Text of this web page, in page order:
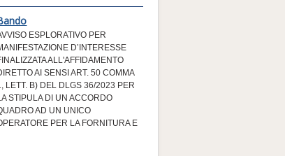
: 11/12/2023
Rettificato -PROCEDURA
TELEMATICA AI SENSI
50 COMMA 1 LETT. D
DLGS 36/2023 PER
DEI “LAVORI DI
FUNZIONALE E
CAPACITA’